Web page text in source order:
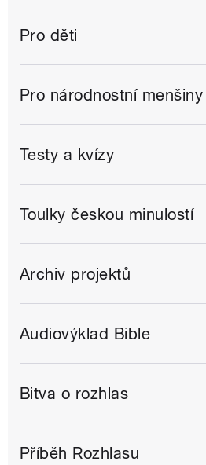
Pro děti
Pro národnostní menšiny
Testy a kvízy
Toulky českou minulostí
Archiv projektů
Audiovýklad Bible
Bitva o rozhlas
Příběh Rozhlasu